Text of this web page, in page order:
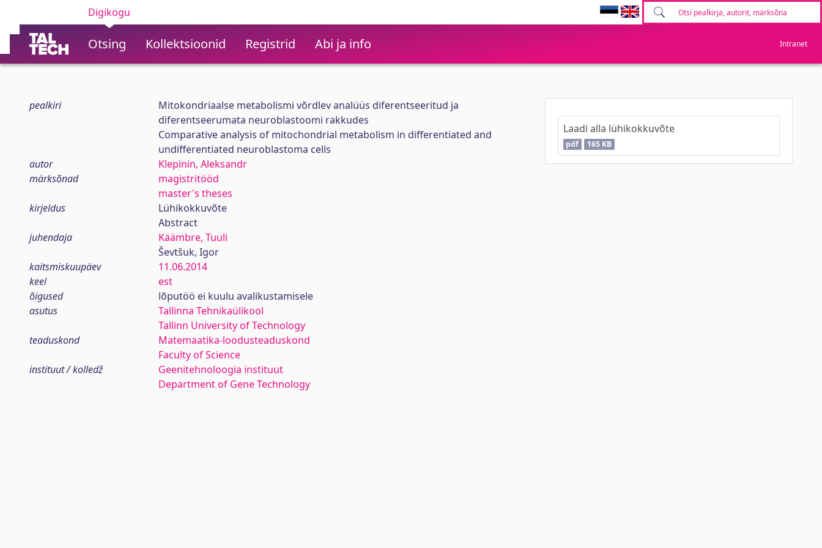
Digikogu
Otsing Kollektsioonid Registrid Abi ja info Intranet
pealkiri
Mitokondriaalse metabolismi võrdlev analüüs diferentseeritud ja
diferentseerumata neuroblastoomi rakkudes
Comparative analysis of mitochondrial metabolism in differentiated and
undifferentiated neuroblastoma cells
autor
Klepinin, Aleksandr
märksõnad
magistritööd
master's theses
kirjeldus
Lühikokkuvõte
Abstract
juhendaja
Käämbre, Tuuli
Ševtšuk, Igor
kaitsmiskuupäev
11.06.2014
keel
est
õigused
lõputöö ei kuulu avalikustamisele
asutus
Tallinna Tehnikaülikool
Tallinn University of Technology
teaduskond
Matemaatika-loodusteaduskond
Faculty of Science
instituut / kolledž
Geenitehnoloogia instituut
Department of Gene Technology
Laadi alla lühikokkuvõte
pdf 165 KB